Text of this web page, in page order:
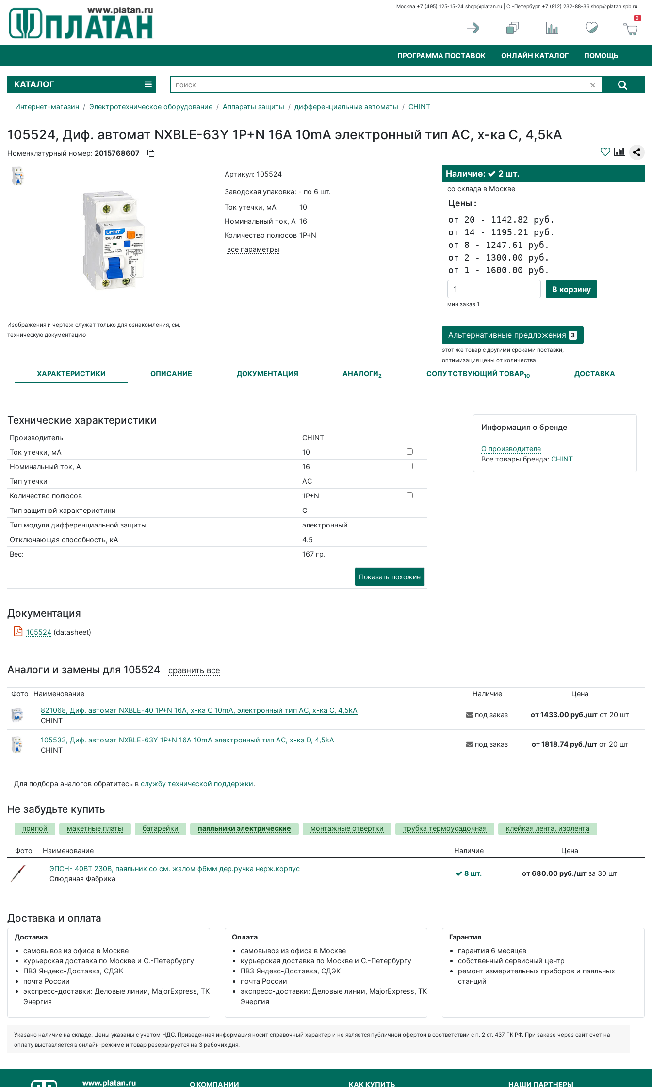
Москва +7 (495) 125-15-24 shop@platan.ru | С.-Петербург +7 (812) 232-88-36 shop@platan.spb.ru
0
ПРОГРАММА ПОСТАВОК ОНЛАЙН КАТАЛОГ ПОМОЩЬ
КАТАЛОГ
Интернет-магазин Электротехническое оборудование Аппараты защиты дифференциальные автоматы CHINT
105524, Диф. автомат NXBLE-63Y 1P+N 16А 10mA электронный тип AС, х-ка С, 4,5kA
Номенклатурный номер: 2015768607
Изображения и чертеж служат только для ознакомления, см.
техническую документацию
Артикул: 105524
Заводская упаковка: - по 6 шт.
Ток утечки, мА
10
Номинальный ток, А 16
Количество полюсов 1P+N
все параметры
Наличие: 2 шт.
со склада в Москве
Цены :
от 20 - 1142.82 руб.
от 14 - 1195.21 руб.
от 8 - 1247.61 руб.
от 2 - 1300.00 руб.
от 1 - 1600.00 руб.
В корзину
мин.заказ 1
Альтернативные предложения 3
этот же товар с другими сроками поставки,
оптимизация цены от количества
ХАРАКТЕРИСТИКИ ОПИСАНИЕ ДОКУМЕНТАЦИЯ АНАЛОГИ2 СОПУТСТВУЮЩИЙ ТОВАР10 ДОСТАВКА
Технические характеристики
Производитель
CHINT
Ток утечки, мА
10
Номинальный ток, А
16
Тип утечки
AC
Количество полюсов
1P+N
Тип защитной характеристики
C
Тип модуля дифференциальной защиты
электронный
Отключающая способность, кА
4.5
Вес:
167 гр.
Показать похожие
Информация о бренде
О производителе
Все товары бренда: CHINT
Документация
105524 (datasheet)
Аналоги и замены для 105524 сравнить все
Фото Наименование Наличие
Цена
821068, Диф. автомат NXBLE-40 1P+N 16A, х-ка C 10mA, электронный тип AС, х-ка С, 4,5kA
CHINT
под заказ от 1433.00 руб./шт от 20 шт
105533, Диф. автомат NXBLE-63Y 1P+N 16А 10mA электронный тип AС, х-ка D, 4,5kA
CHINT
под заказ от 1818.74 руб./штот 20 шт
Для подбора аналогов обратитесь вслужбу технической поддержки.
Не забудьте купить
припой макетные платы батарейки паяльники электрические монтажные отвертки трубка термоусадочная клейкая лента, изолента
Фото Наименование Наличие Цена
ЭПСН- 40ВТ 230В, паяльник со см. жалом ф6мм дер.ручка нерж.корпус
Слюдяная Фабрика
8 шт. от 680.00 руб./штза 30 шт
Доставка и оплата
Доставка
самовывоз из офиса в Москве
курьерская доставка по Москве и С.-Петербургу
ПВЗ Яндекс-Доставка, СДЭК
почта России
экспресс-доставки: Деловые линии, MajorExpress, ТК
Энергия
Оплата
самовывоз из офиса в Москве
курьерская доставка по Москве и С.-Петербургу
ПВЗ Яндекс-Доставка, СДЭК
почта России
экспресс-доставки: Деловые линии, MajorExpress, ТК
Энергия
Гарантия
гарантия 6 месяцев
собственный сервисный центр
ремонт измерительных приборов и паяльных
станций
Указано наличие на складе. Цены указаны с учетом НДС. Приведенная информация носит справочный характер и не является публичной офертой в соответствии с п. 2 ст. 437 ГК РФ. При заказе через сайт счет на
оплату выставляется в онлайн-режиме и товар резервируется на 3 рабочих дня.
О КОМПАНИИ КАК КУПИТЬ НАШИ ПАРТНЕРЫ